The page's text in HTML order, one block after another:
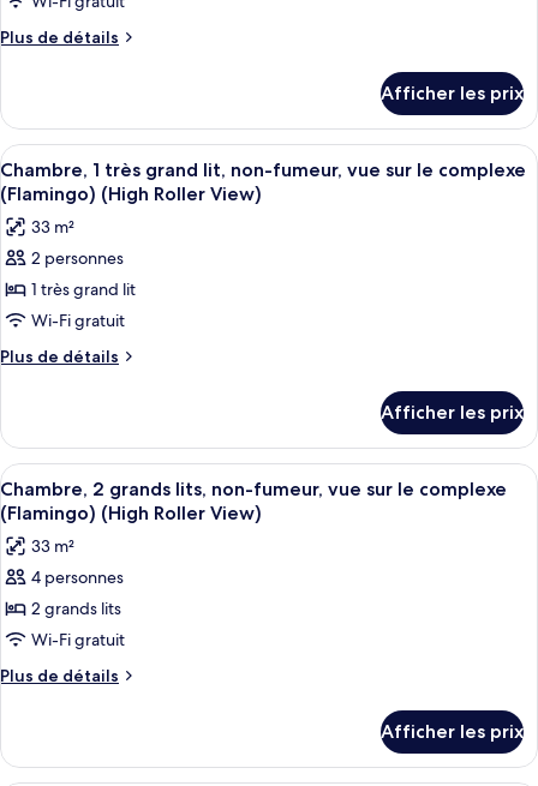
de
1
très
grand
lit,
non-
fumeur,
vue
sur
la
ville
Plus de détails
Plus
Chambre,
très
grand
lit,
non-
fumeur,
sur
la
(Flamingo)
Afficher les prix
Afficher
toutes
les
photos
pour
ce
type
de
1
très
grand
lit,
non-
fumeur,
vue
sur
le
complexe
Roller
Une chambre d’hôtel avec un grand
5
Chambre, 1 très grand lit, non-fumeur, vue sur le complexe
(Flamingo) (High Roller View)
33 m²
2 personnes
1 très grand lit
Wi-Fi gratuit
Plus de détails
Plus
Chambre,
très
grand
lit,
non-
fumeur,
sur
le
(Flamingo)
Afficher les prix
Afficher
toutes
les
photos
pour
ce
type
de
2
grands
Une chambre d’hôtel avec deux
6
Chambre, 2 grands lits, non-fumeur, vue sur le complexe
(Flamingo) (High Roller View)
33 m²
4 personnes
2 grands lits
Wi-Fi gratuit
Plus de détails
Plus
Chambre,
Afficher les prix